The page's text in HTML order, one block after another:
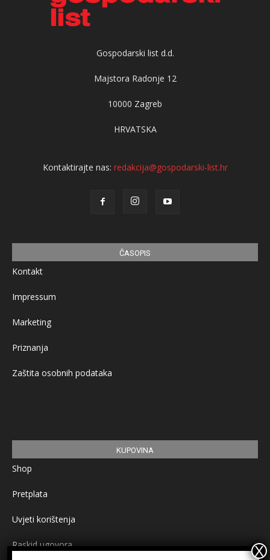
Gospodarski list d.d.
Majstora Radonje 12
10000 Zagreb
HRVATSKA
Kontaktirajte nas: redakcija@gospodarski-list.hr
ČASOPIS
Kontakt
Impressum
Marketing
Priznanja
Zaštita osobnih podataka
KUPOVINA
Shop
Pretplata
Uvjeti korištenja
Raskid ugovora